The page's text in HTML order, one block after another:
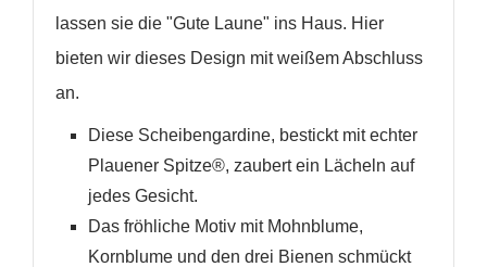
lassen sie die "Gute Laune" ins Haus. Hier
bieten wir dieses Design mit weißem Abschluss
an.
Diese Scheibengardine, bestickt mit echter
Plauener Spitze®, zaubert ein Lächeln auf
jedes Gesicht.
Das fröhliche Motiv mit Mohnblume,
Kornblume und den drei Bienen schmückt